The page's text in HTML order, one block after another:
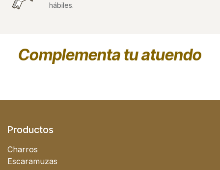
hábiles.
Complementa tu atuendo
Productos
Charros
Escaramuzas